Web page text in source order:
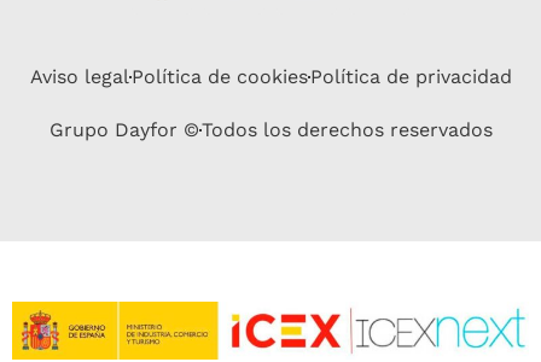
Aviso legalPolítica de cookiesPolítica de privacidad
Grupo Dayfor ©Todos los derechos reservados